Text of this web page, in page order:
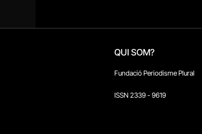
QUI SOM?
Fundació Periodisme Plural
ISSN 2339 - 9619